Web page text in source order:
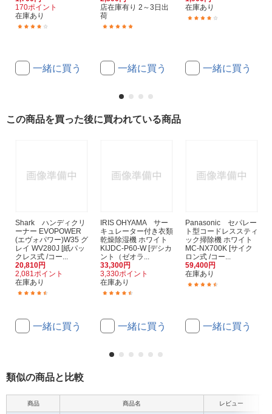
170ポイント
在庫あり
一緒に買う
店在庫有り 2～3日出
荷
一緒に買う
在庫あり
一緒に買う
この商品を買った後に買われている商品
Shark ハンディクリ
ーナー EVOPOWER
(エヴォパワー)W35 グ
レイ WV280J [紙パッ
クレス式 /コー...
20,810円
2,081ポイント
在庫あり
一緒に買う
IRIS OHYAMA サー
キュレーター付き衣類
乾燥除湿機 ホワイト
KIJDC-P60-W [デシカ
ント（ゼオラ...
33,300円
3,330ポイント
在庫あり
一緒に買う
Panasonic セパレー
ト型コードレススティ
ック掃除機 ホワイト
MC-NX700K [サイク
ロン式 /コー...
59,400円
在庫あり
一緒に買う
類似の商品と比較
商品 商品名 レビュー